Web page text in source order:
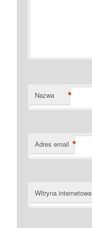
Nazwa *
Adres email *
Witryna internetowa